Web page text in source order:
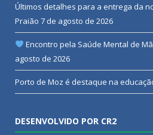
Últimos detalhes para a entrega da
Praião 7 de agosto de 2026
Encontro pela Saúde Mental de
agosto de 2026
Porto de Moz é destaque na
DESENVOLVIDO POR CR2